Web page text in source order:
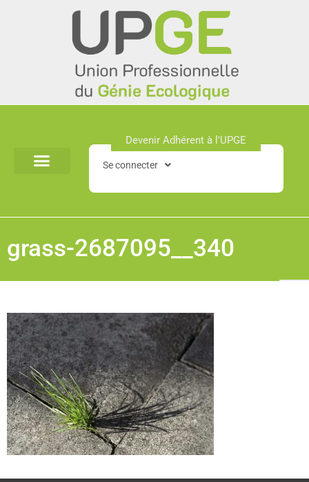
Devenir Adhérent à l'UPGE​
Se connecter
grass-2687095__340